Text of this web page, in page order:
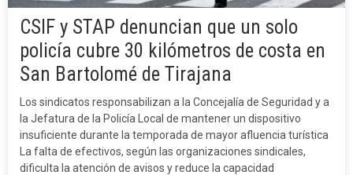
CSIF y STAP denuncian que un solo
policía cubre 30 kilómetros de costa en
San Bartolomé de Tirajana
Los sindicatos responsabilizan a la Concejalía de Seguridad y a
la Jefatura de la Policía Local de mantener un dispositivo
insuficiente durante la temporada de mayor afluencia turística
La falta de efectivos, según las organizaciones sindicales,
dificulta la atención de avisos y reduce la capacidad